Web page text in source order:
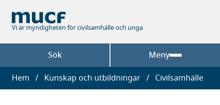
huvudinnehåll
Vi är myndigheten för civilsamhälle och unga
Sök Meny
Länkstig
Hem Kunskap och utbildningar Civilsamhälle